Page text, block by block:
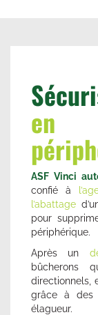
en
ASF Vinci
confié à
l’abattage
pour
périphérique.
Après un
bûcherons
directionnels,
grâce à des
élagueur.